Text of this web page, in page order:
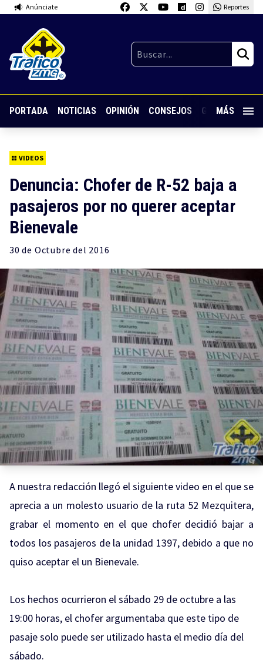
Anúnciate Reportes
PORTADA NOTICIAS OPINIÓN CONSEJOS GUARDIA
MÁS
VIDEOS
Denuncia: Chofer de R-52 baja a
pasajeros por no querer aceptar
Bienevale
30 de Octubre del 2016
A nuestra redacción llegó el siguiente video en el que se
aprecia a un molesto usuario de la ruta 52 Mezquitera,
grabar el momento en el que chofer decidió bajar a
todos los pasajeros de la unidad 1397, debido a que no
quiso aceptar el un Bienevale.
Los hechos ocurrieron el sábado 29 de octubre a las
19:00 horas, el chofer argumentaba que este tipo de
pasaje solo puede ser utilizado hasta el medio día del
sábado.